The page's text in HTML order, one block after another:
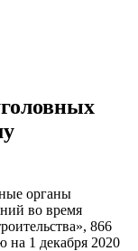
органы
во время
866
на 1 декабря 2020